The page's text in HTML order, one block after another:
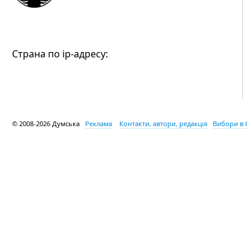
Страна по ip-адресу:
© 2008-2026 Думська Реклама Контакти, автори, редакція Вибори в